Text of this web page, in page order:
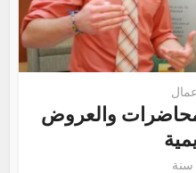
والعروض